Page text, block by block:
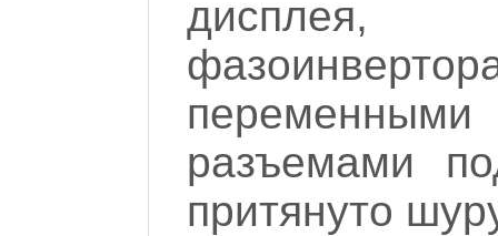
дисплея,
разъемами
притянуто